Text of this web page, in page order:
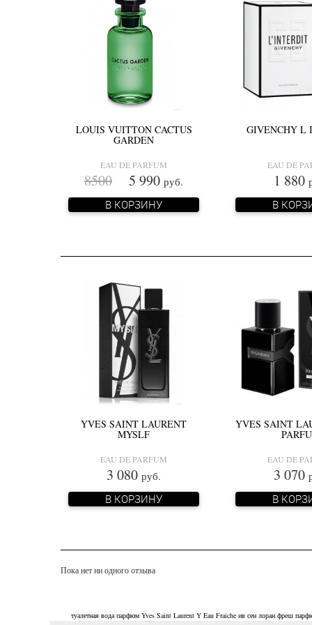
LOUIS VUITTON CACTUS
GARDEN
EAU DE PARFUM
8500 5 990 руб.
В КОРЗИНУ
GIVENCHY L
EAU DE
1 880
В
YVES SAINT LAURENT
MYSLF
EAU DE PARFUM
3 080 руб.
В КОРЗИНУ
YVES SAINT
EAU DE
3 070
В
Пока нет ни одного отзыва
туалетная вода парфюм Yves Saint Laurent Y Eau Fraiche ив сен лоран фреш